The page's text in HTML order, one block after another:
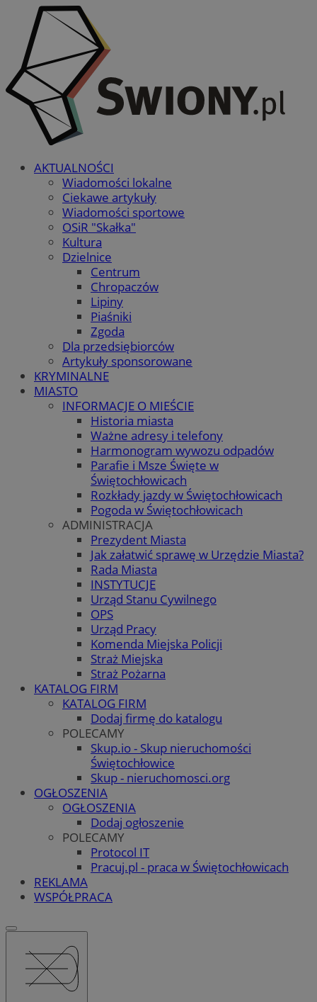
AKTUALNOŚCI
Wiadomości lokalne
Ciekawe artykuły
Wiadomości sportowe
OSiR "Skałka"
Kultura
Dzielnice
Centrum
Chropaczów
Lipiny
Piaśniki
Zgoda
Dla przedsiębiorców
Artykuły sponsorowane
KRYMINALNE
MIASTO
INFORMACJE O MIEŚCIE
Historia miasta
Ważne adresy i telefony
Harmonogram wywozu odpadów
Parafie i Msze Święte w
Świętochłowicach
Rozkłady jazdy w Świętochłowicach
Pogoda w Świętochłowicach
ADMINISTRACJA
Prezydent Miasta
Jak załatwić sprawę w Urzędzie Miasta?
Rada Miasta
INSTYTUCJE
Urząd Stanu Cywilnego
OPS
Urząd Pracy
Komenda Miejska Policji
Straż Miejska
Straż Pożarna
KATALOG FIRM
KATALOG FIRM
Dodaj firmę do katalogu
POLECAMY
Skup.io - Skup nieruchomości
Świętochłowice
Skup - nieruchomosci.org
OGŁOSZENIA
OGŁOSZENIA
Dodaj ogłoszenie
POLECAMY
Protocol IT
Pracuj.pl - praca w Świętochłowicach
REKLAMA
WSPÓŁPRACA